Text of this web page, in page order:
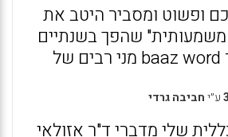
ופשוט ומסביר היטב את
שהפך בשנתיים
האחרונות לעוד baaz word מני רבים של
ע״יחביבה גרדי
שלי מדברי ד"ר אזולאי